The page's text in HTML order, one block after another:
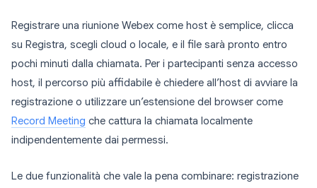
Registrare una riunione Webex come host è semplice, clicca
su Registra, scegli cloud o locale, e il file sarà pronto entro
pochi minuti dalla chiamata. Per i partecipanti senza accesso
host, il percorso più affidabile è chiedere all’host di avviare la
registrazione o utilizzare un’estensione del browser come
Record Meeting che cattura la chiamata localmente
indipendentemente dai permessi.
Le due funzionalità che vale la pena combinare: registrazione